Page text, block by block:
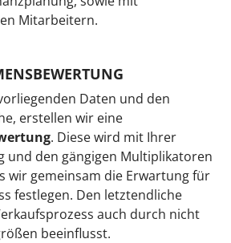
Mitarbeitern.
Daten und den
erstellen wir eine
. Diese wird mit Ihrer
und den gängigen Multiplikatoren
wir gemeinsam die Erwartung für
festlegen. Den letztendliche
auch durch nicht
beeinflusst.